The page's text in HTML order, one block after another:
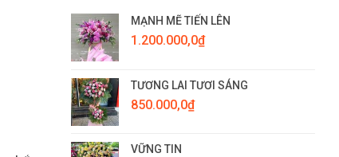
MẠNH MẼ TIẾN LÊN
1.200.000,0₫
TƯƠNG LAI TƯƠI SÁNG
850.000,0₫
VỮNG TIN